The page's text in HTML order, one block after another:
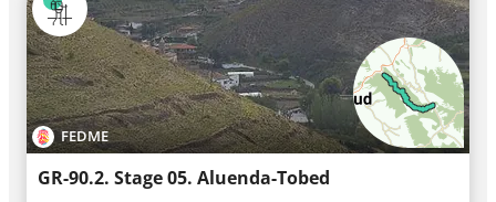
FEDME
GR-90.2. Stage 05. Aluenda-Tobed